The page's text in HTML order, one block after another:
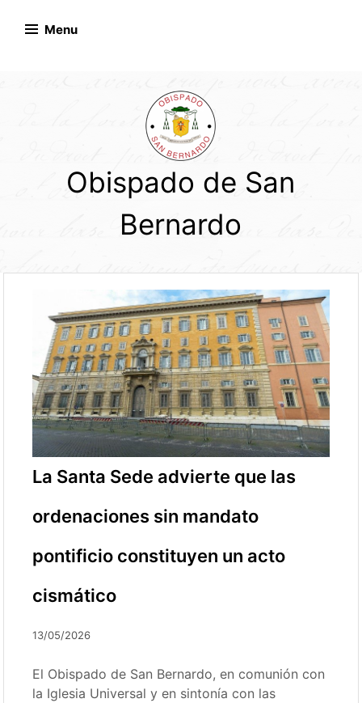
Menu
Obispado de San
Bernardo
La Santa Sede advierte que las
ordenaciones sin mandato
pontificio constituyen un acto
cismático
13/05/2026
El Obispado de San Bernardo, en comunión con
la Iglesia Universal y en sintonía con las